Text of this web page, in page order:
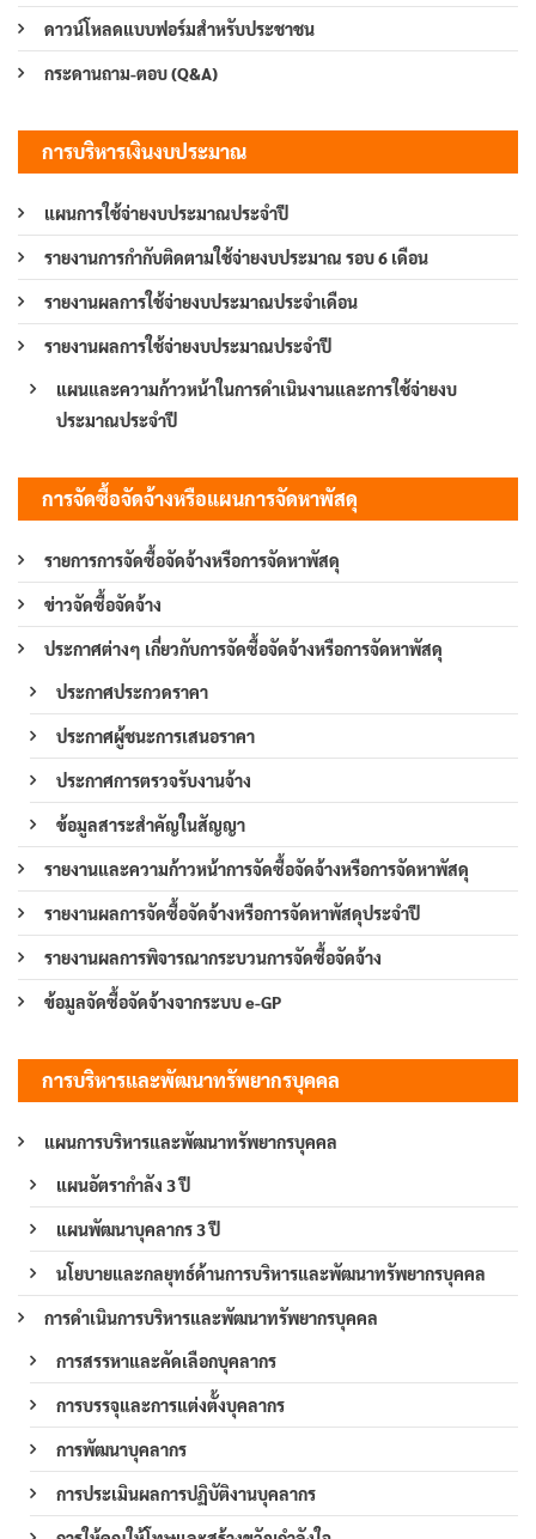
ดาวน์โหลดแบบฟอร์มสำหรับประชาชน
กระดานถาม-ตอบ (Q&A)
การบริหารเงินงบประมาณ
แผนการใช้จ่ายงบประมาณประจำปี
รายงานการกำกับติดตามใช้จ่ายงบประมาณ รอบ 6 เดือน
รายงานผลการใช้จ่ายงบประมาณประจำเดือน
รายงานผลการใช้จ่ายงบประมาณประจำปี
แผนและความก้าวหน้าในการดำเนินงานและการใช้จ่ายงบ
ประมาณประจำปี
การจัดซื้อจัดจ้างหรือแผนการจัดหาพัสดุ
รายการการจัดซื้อจัดจ้างหรือการจัดหาพัสดุ
ข่าวจัดซื้อจัดจ้าง
ประกาศต่างๆ เกี่ยวกับการจัดซื้อจัดจ้างหรือการจัดหาพัสดุ
ประกาศประกวดราคา
ประกาศผู้ชนะการเสนอราคา
ประกาศการตรวจรับงานจ้าง
ข้อมูลสาระสำคัญในสัญญา
รายงานและความก้าวหน้าการจัดซื้อจัดจ้างหรือการจัดหาพัสดุ
รายงานผลการจัดซื้อจัดจ้างหรือการจัดหาพัสดุประจำปี
รายงานผลการพิจารณากระบวนการจัดซื้อจัดจ้าง
ข้อมูลจัดซื้อจัดจ้างจากระบบ e-GP
การบริหารและพัฒนาทรัพยากรบุคคล
แผนการบริหารและพัฒนาทรัพยากรบุคคล
แผนอัตรากำลัง 3 ปี
แผนพัฒนาบุคลากร 3 ปี
นโยบายและกลยุทธ์ด้านการบริหารและพัฒนาทรัพยากรบุคคล
การดำเนินการบริหารและพัฒนาทรัพยากรบุคคล
การสรรหาและคัดเลือกบุคลากร
การบรรจุและการแต่งตั้งบุคลากร
การพัฒนาบุคลากร
การประเมินผลการปฏิบัติงานบุคลากร